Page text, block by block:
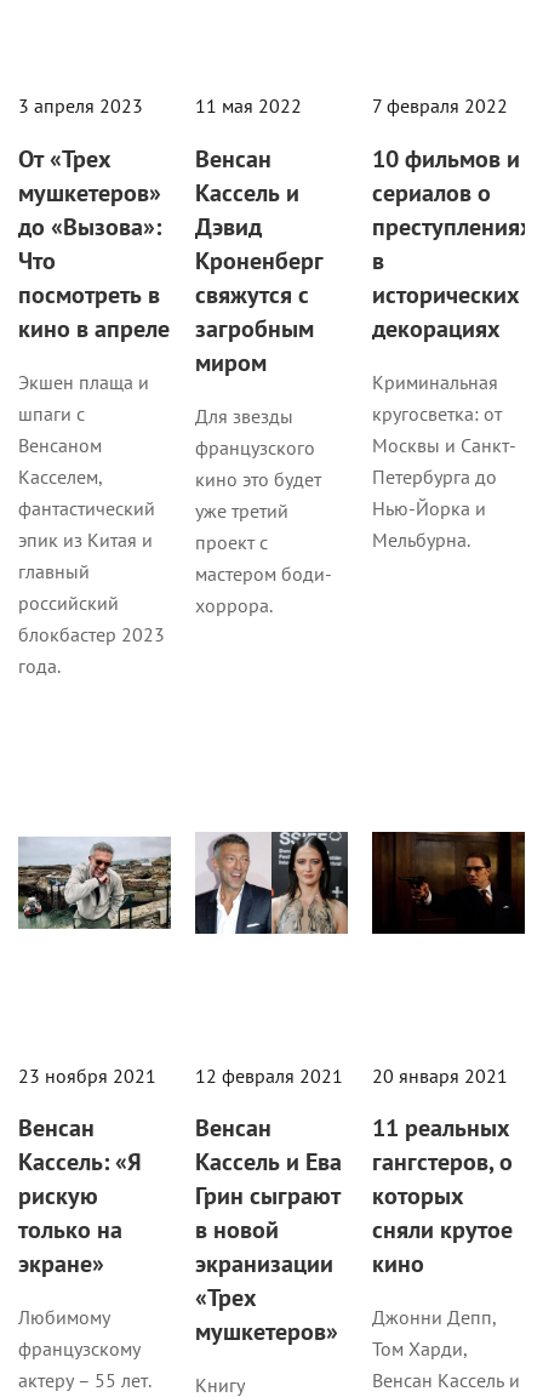
3 апреля 2023
От «Трех
мушкетеров»
до «Вызова»:
Что
посмотреть в
кино в апреле
Экшен плаща и
шпаги с
Венсаном
Касселем,
фантастический
эпик из Китая и
главный
российский
блокбастер 2023
года.
11 мая 2022
Венсан
Кассель и
Дэвид
Кроненберг
свяжутся с
загробным
миром
Для звезды
французского
кино это будет
уже третий
проект с
мастером боди-
хоррора.
7 февраля 2022
10 фильмов и
сериалов о
преступлениях
в
исторических
декорациях
Криминальная
кругосветка: от
Москвы и Санкт-
Петербурга до
Нью-Йорка и
Мельбурна.
23 ноября 2021
Венсан
Кассель: «Я
рискую
только на
экране»
Любимому
французскому
актеру – 55 лет.
12 февраля 2021
Венсан
Кассель и Ева
Грин сыграют
в новой
экранизации
«Трех
мушкетеров»
Книгу
20 января 2021
11 реальных
гангстеров, о
которых
сняли крутое
кино
Джонни Депп,
Том Харди,
Венсан Кассель и